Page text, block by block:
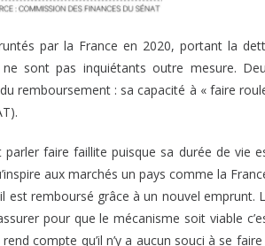
par la France en 2020, portant la
sont pas inquiétants outre mesure.
remboursement : sa capacité à « faire
faire faillite puisque sa durée de vie
aux marchés un pays comme la
est remboursé grâce à un nouvel emprunt.
pour que le mécanisme soit viable
compte qu’il n’y a aucun souci à se faire